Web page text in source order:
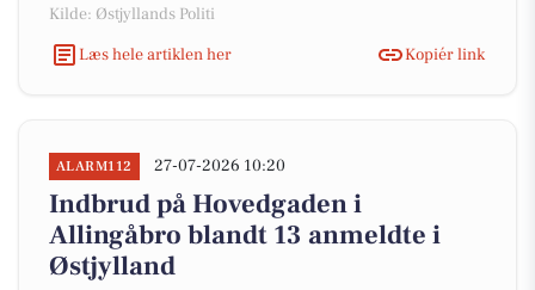
Kilde: Østjyllands Politi
Læs hele artiklen her
Kopiér link
ALARM112 27-07-2026 10:20
Indbrud på Hovedgaden i
Allingåbro blandt 13 anmeldte i
Østjylland